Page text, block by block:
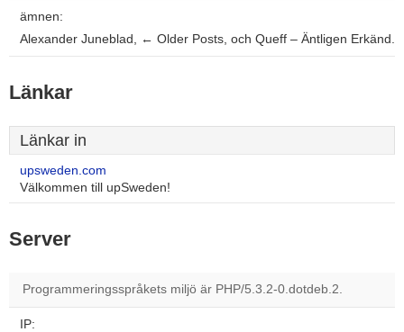
ämnen:
Alexander Juneblad, ← Older Posts, och Queff – Äntligen Erkänd.
Länkar
Länkar in
upsweden.com
Välkommen till upSweden!
Server
Programmeringsspråkets miljö är PHP/5.3.2-0.dotdeb.2.
IP: